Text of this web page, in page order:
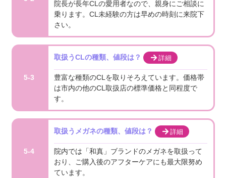
院長が長年CLの愛用者なので、親身にご相談に
乗ります。CL未経験の方は早めの時刻に来院下
さい。
5-3
取扱うCLの種類、値段は？ 詳細
豊富な種類のCLを取りそろえています。価格帯
は市内の他のCL取扱店の標準価格と同程度で
す。
5-4
取扱うメガネの種類、値段は？ 詳細
院内では「和真」ブランドのメガネを取扱って
おり、ご購入後のアフターケアにも最大限努め
ています。